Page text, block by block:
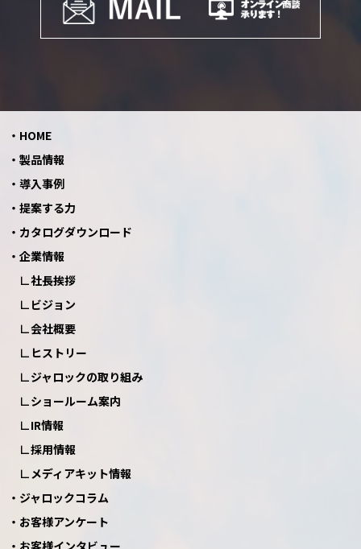
HOME
製品情報
導入事例
提案する力
カタログダウンロード
企業情報
社長挨拶
ビジョン
会社概要
ヒストリー
ジャロックの取り組み
ショールーム案内
IR情報
採用情報
メディアキット情報
ジャロックコラム
お客様アンケート